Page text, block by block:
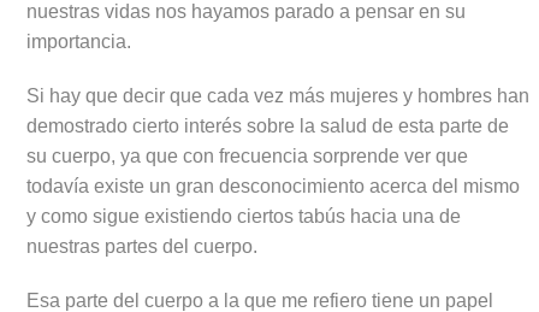
nuestras vidas nos hayamos parado a pensar en su
importancia.
Si hay que decir que cada vez más mujeres y hombres han
demostrado cierto interés sobre la salud de esta parte de
su cuerpo, ya que con frecuencia sorprende ver que
todavía existe un gran desconocimiento acerca del mismo
y como sigue existiendo ciertos tabús hacia una de
nuestras partes del cuerpo.
Esa parte del cuerpo a la que me refiero tiene un papel